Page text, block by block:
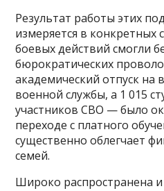
Результат работы этих
измеряется в конкретных
боевых действий смогли
бюрократических
академический отпуск на
военной службы, а 1 015
участников СВО — было
переходе с платного
существенно облегчает
семей.
Широко распространена